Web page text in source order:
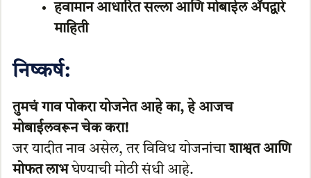
हवामान आधारित सल्ला आणि मोबाईल अ‍ॅपद्वारे
माहिती
निष्कर्ष:
तुमचं गाव पोकरा योजनेत आहे का, हे आजच
मोबाईलवरून चेक करा!
जर यादीत नाव असेल, तर विविध योजनांचाशाश्वत आणि
मोफत लाभघेण्याची मोठी संधी आहे.